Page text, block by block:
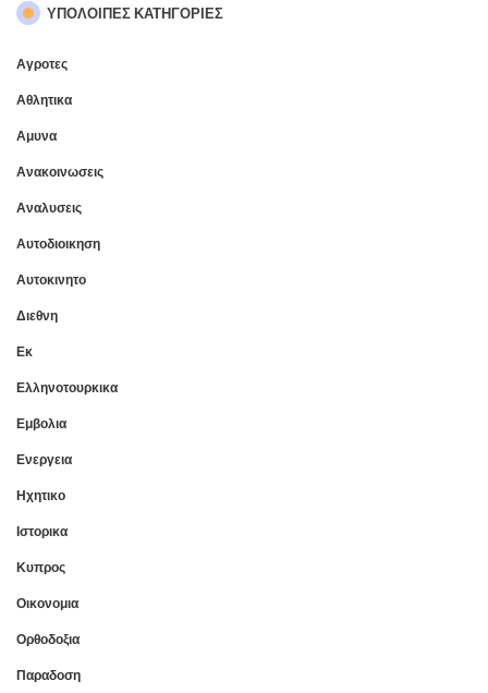
ΥΠΌΛΟΙΠΕΣ ΚΑΤΗΓΟΡΊΕΣ
Αγροτες
Αθλητικα
Αμυνα
Ανακοινωσεις
Αναλυσεις
Αυτοδιοικηση
Αυτοκινητο
Διεθνη
Εκ
Ελληνοτουρκικα
Εμβολια
Ενεργεια
Ηχητικο
Ιστορικα
Κυπρος
Οικονομια
Ορθοδοξια
Παραδοση